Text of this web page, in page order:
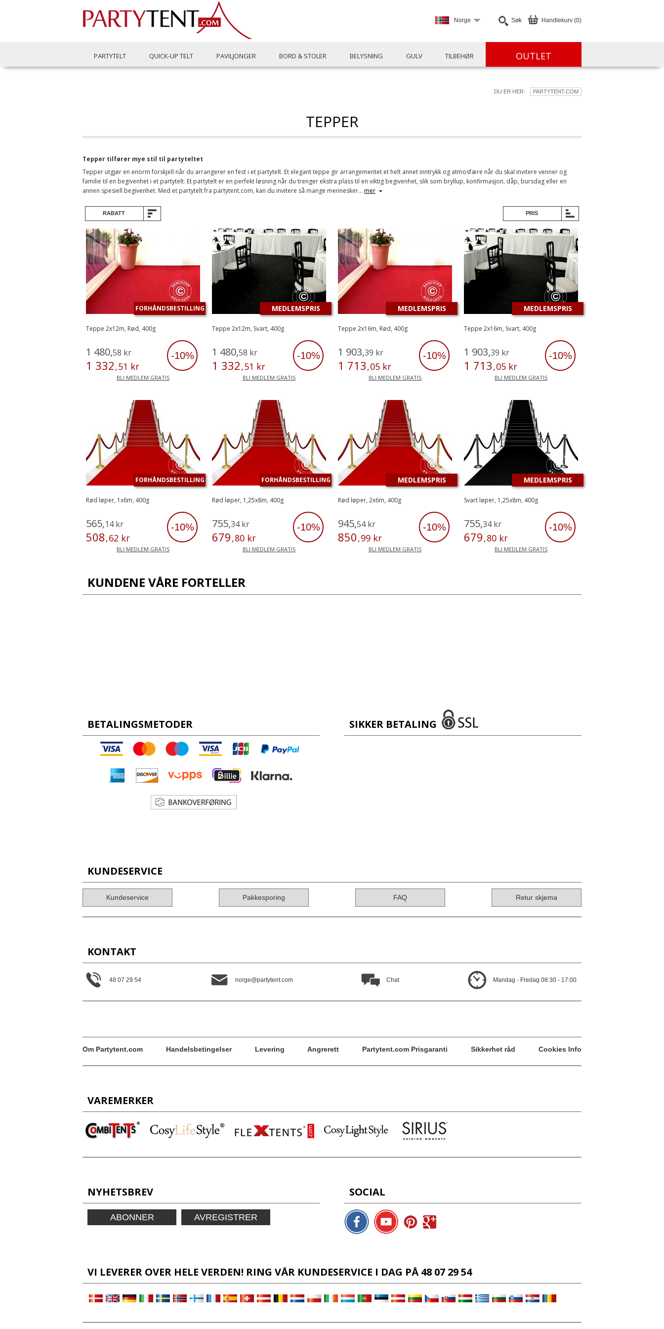
Handlekurv (0)
Søk
Norge
PARTYTELT QUICK-UP TELT PAVILJONGER BORD & STOLER BELYSNING GULV TILBEHØR OUTLET
DU ER HER: PARTYTENT.COM
TEPPER
Tepper tilfører mye stil til partyteltet
Tepper utgjør en enorm forskjell når du arrangerer en fest i et partytelt. Et elegant teppe gir arrangementet et helt annet inntrykk og atmosfære når du skal invitere venner og
familie til en begivenhet i et partytelt. Et partytelt er en perfekt løsning når du trenger ekstra plass til en viktig begivenhet, slik som bryllup, konfirmasjon, dåp, bursdag eller en
annen spesiell begivenhet. Med et partytelt fra partytent.com, kan du invitere så mange mennesker… mer
RABATT PRIS
Teppe 2x12m, Rød, 400g
-10%
BLI MEDLEM GRATIS
1 480,58 kr
1 332,51 kr
FORHÅNDSBESTILLING
Teppe 2x12m, Svart, 400g
-10%
BLI MEDLEM GRATIS
1 480,58 kr
1 332,51 kr
MEDLEMSPRIS
Teppe 2x16m, Rød, 400g
-10%
BLI MEDLEM GRATIS
1 903,39 kr
1 713,05 kr
MEDLEMSPRIS
Teppe 2x16m, Svart, 400g
-10%
BLI MEDLEM GRATIS
1 903,39 kr
1 713,05 kr
MEDLEMSPRIS
Rød løper, 1x6m, 400g
-10%
BLI MEDLEM GRATIS
565,14kr
508,62 kr
FORHÅNDSBESTILLING
Rød løper, 1,25x8m, 400g
-10%
BLI MEDLEM GRATIS
755,34kr
679,80 kr
FORHÅNDSBESTILLING
Rød løper, 2x6m, 400g
-10%
BLI MEDLEM GRATIS
945,54kr
850,99 kr
MEDLEMSPRIS
Svart løper, 1,25x8m, 400g
-10%
BLI MEDLEM GRATIS
755,34kr
679,80 kr
MEDLEMSPRIS
KUNDENE VÅRE FORTELLER
BETALINGSMETODER SIKKER BETALING
KUNDESERVICE
Kundeservice Pakkesporing FAQ Retur skjema
KONTAKT
48 07 29 54 norge@partytent.com Chat Mandag - Fredag 08:30 - 17:00
Om Partytent.com Handelsbetingelser Levering Angrerett Partytent.com Prisgaranti Sikkerhet råd Cookies Info
VAREMERKER
NYHETSBREV
ABONNER AVREGISTRER
SOCIAL
VI LEVERER OVER HELE VERDEN! RING VÅR KUNDESERVICE I DAG PÅ 48 07 29 54